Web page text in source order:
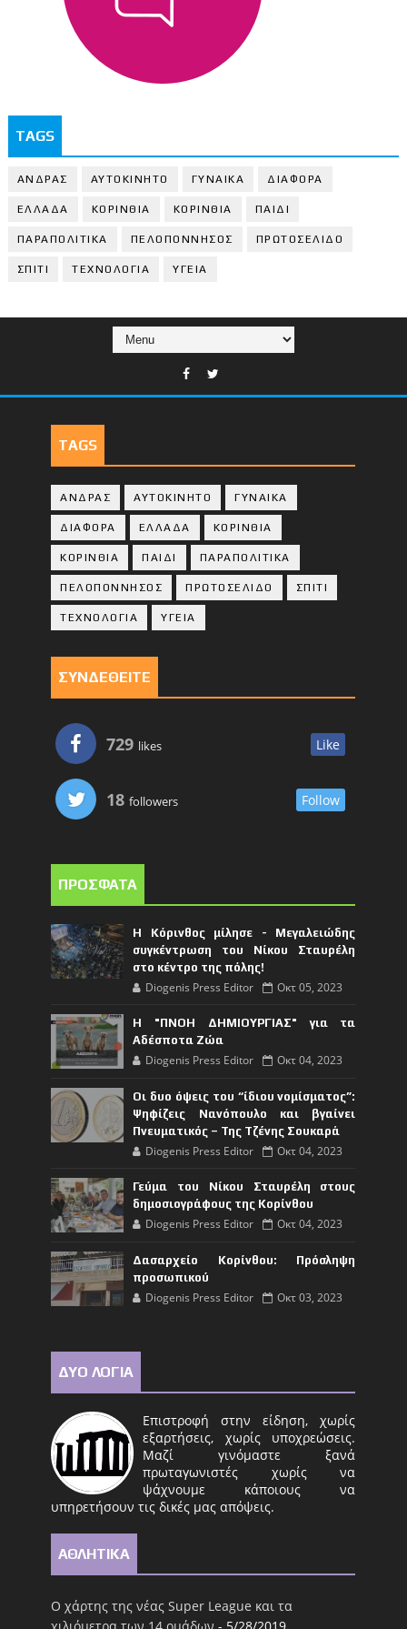
TAGS
ΑΝΔΡΑΣ ΑΥΤΟΚΙΝΗΤΟ ΓΥΝΑΙΚΑ ΔΙΑΦΟΡΑ
ΕΛΛΑΔΑ ΚΟΡΙΝΘΙΑ ΚΟΡΙΝΘΙA ΠΑΙΔΙ
ΠΑΡΑΠΟΛΙΤΙΚΑ ΠΕΛΟΠΟΝΝΗΣΟΣ ΠΡΩΤΟΣΕΛΙΔΟ
ΣΠΙΤΙ ΤΕΧΝΟΛΟΓΙΑ ΥΓΕΙΑ
TAGS
ΑΝΔΡΑΣ ΑΥΤΟΚΙΝΗΤΟ ΓΥΝΑΙΚΑ
ΔΙΑΦΟΡΑ ΕΛΛΑΔΑ ΚΟΡΙΝΘΙΑ
ΚΟΡΙΝΘΙA ΠΑΙΔΙ ΠΑΡΑΠΟΛΙΤΙΚΑ
ΠΕΛΟΠΟΝΝΗΣΟΣ ΠΡΩΤΟΣΕΛΙΔΟ ΣΠΙΤΙ
ΤΕΧΝΟΛΟΓΙΑ ΥΓΕΙΑ
ΣΥΝΔΕΘΕΙΤΕ
729 likes Like
18 followers Follow
ΠΡΟΣΦΑΤΑ
Η Κόρινθος μίλησε - Μεγαλειώδης
συγκέντρωση του Νίκου Σταυρέλη
στο κέντρο της πόλης!
Diogenis Press Editor Οκτ 05, 2023
Η "ΠΝΟΗ ΔΗΜΙΟΥΡΓΙΑΣ" για τα
Αδέσποτα Ζώα
Diogenis Press Editor Οκτ 04, 2023
Οι δυο όψεις του “ίδιου νομίσματος”:
Ψηφίζεις Νανόπουλο και βγαίνει
Πνευματικός – Της Τζένης Σουκαρά
Diogenis Press Editor Οκτ 04, 2023
Γεύμα του Νίκου Σταυρέλη στους
δημοσιογράφους της Κορίνθου
Diogenis Press Editor Οκτ 04, 2023
Δασαρχείο Κορίνθου: Πρόσληψη
προσωπικού
Diogenis Press Editor Οκτ 03, 2023
ΔΥΟ ΛΟΓΙΑ
Επιστροφή στην είδηση, χωρίς
εξαρτήσεις, χωρίς υποχρεώσεις.
Μαζί γινόμαστε ξανά
πρωταγωνιστές χωρίς να
ψάχνουμε κάποιους να
υπηρετήσουν τις δικές μας απόψεις.
ΑΘΛΗΤΙΚΑ
Ο χάρτης της νέας Super League και τα